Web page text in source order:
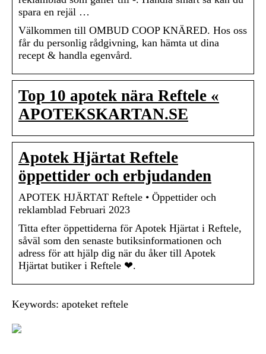
spara en rejäl …
Välkommen till OMBUD COOP KNÄRED. Hos oss
får du personlig rådgivning, kan hämta ut dina
recept & handla egenvård.
Top 10 apotek nära Reftele «
APOTEKSKARTAN.SE
Apotek Hjärtat Reftele
öppettider och erbjudanden
APOTEK HJÄRTAT Reftele • Öppettider och
reklamblad Februari 2023
Titta efter öppettiderna för Apotek Hjärtat i Reftele,
såväl som den senaste butiksinformationen och
adress för att hjälp dig när du åker till Apotek
Hjärtat butiker i Reftele ❤.
Keywords: apoteket reftele